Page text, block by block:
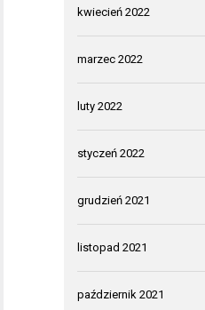
kwiecień 2022
marzec 2022
luty 2022
styczeń 2022
grudzień 2021
listopad 2021
październik 2021